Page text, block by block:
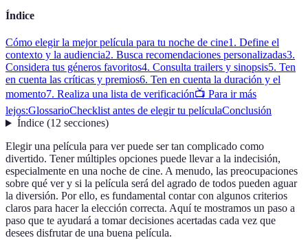
Índice
Cómo elegir la mejor película para tu noche de cine1. Define el
contexto y la audiencia2. Busca recomendaciones personalizadas3.
Considera tus géneros favoritos4. Consulta trailers y sinopsis5. Ten
en cuenta las críticas y premios6. Ten en cuenta la duración y el
momento7. Realiza una lista de verificación📺 Para ir más
lejos:GlossarioChecklist antes de elegir tu películaConclusión
Índice(12 secciones)
Elegir una película para ver puede ser tan complicado como
divertido. Tener múltiples opciones puede llevar a la indecisión,
especialmente en una noche de cine. A menudo, las preocupaciones
sobre qué ver y si la película será del agrado de todos pueden aguar
la diversión. Por ello, es fundamental contar con algunos criterios
claros para hacer la elección correcta. Aquí te mostramos un paso a
paso que te ayudará a tomar decisiones acertadas cada vez que
desees disfrutar de una buena película.